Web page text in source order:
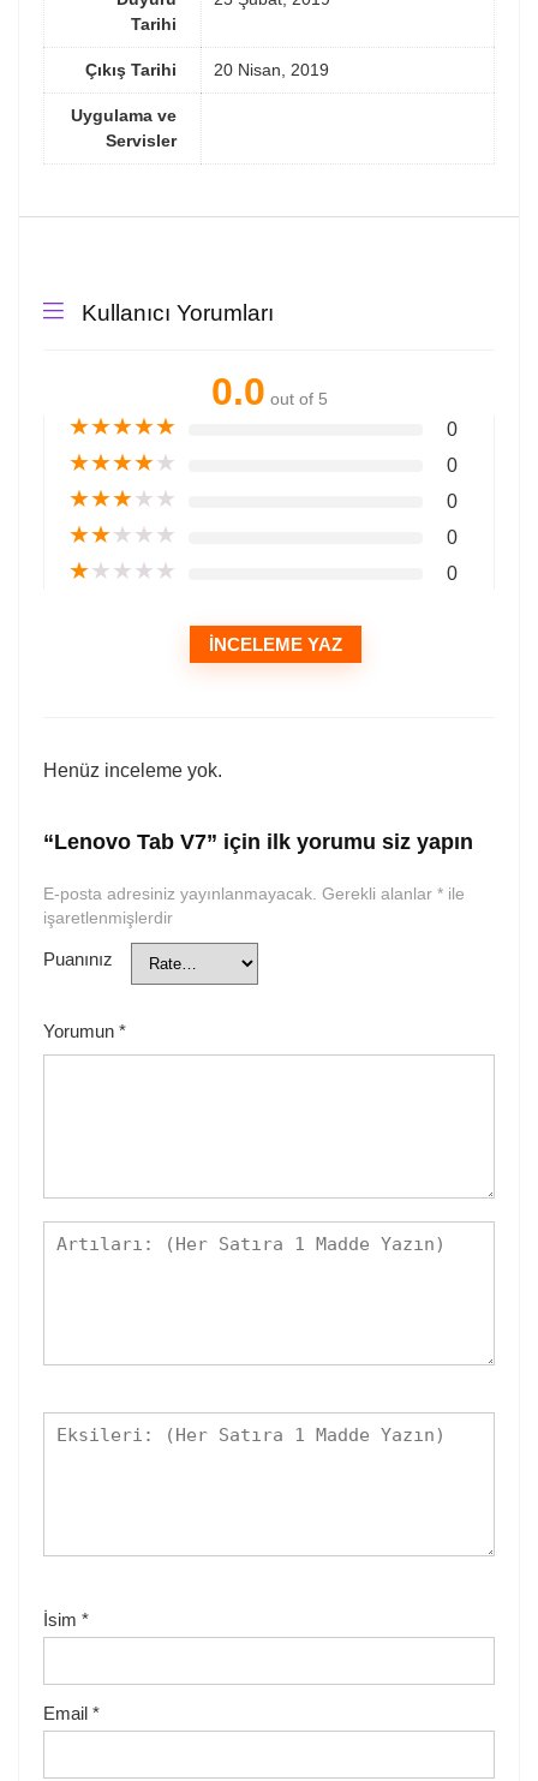
Tarihi
Çıkış Tarihi 20 Nisan, 2019
Uygulama ve
Servisler
Kullanıcı Yorumları
0.0 out of 5
★★★★★ 0
★★★★★ 0
★★★★★ 0
★★★★★ 0
★★★★★ 0
İNCELEME YAZ
Henüz inceleme yok.
“Lenovo Tab V7” için ilk yorumu siz yapın
E-posta adresiniz yayınlanmayacak. Gerekli alanlar * ile
işaretlenmişlerdir
Puanınız
Yorumun *
İsim *
Email *